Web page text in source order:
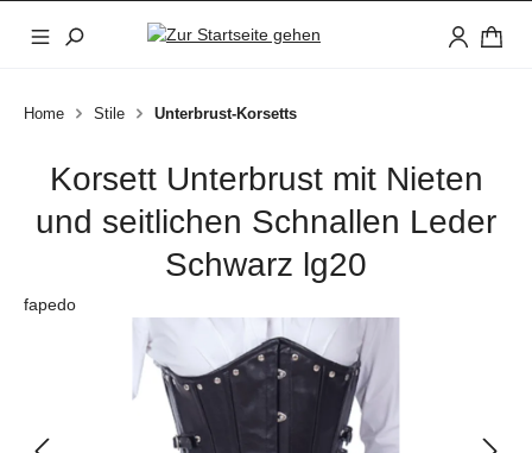
Zum Hauptinhalt springen
Home Stile Unterbrust-Korsetts
Korsett Unterbrust mit Nieten
und seitlichen Schnallen Leder
Schwarz lg20
fapedo